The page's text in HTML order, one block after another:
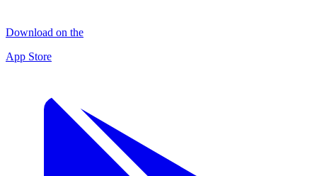
Download on the
App Store